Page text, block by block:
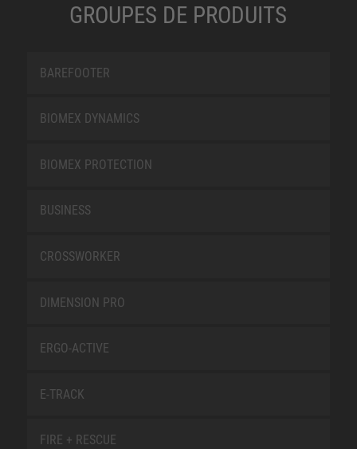
GROUPES DE PRODUITS
BAREFOOTER
BIOMEX DYNAMICS
BIOMEX PROTECTION
BUSINESS
CROSSWORKER
DIMENSION PRO
ERGO-ACTIVE
E-TRACK
FIRE + RESCUE